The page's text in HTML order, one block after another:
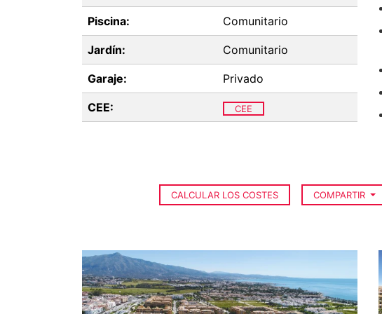
Piscina: Comunitario
Jardín: Comunitario
Garaje: Privado
CEE: CEE
CALCULAR LOS COSTES COMPARTIR